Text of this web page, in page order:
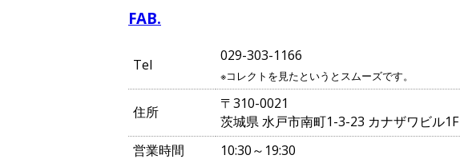
FAB.
Tel
029-303-1166
※コレクトを見たというとスムーズです。
住所
〒310-0021
茨城県 水戸市南町1-3-23 カナザワビル1F
営業時間
10:30～19:30